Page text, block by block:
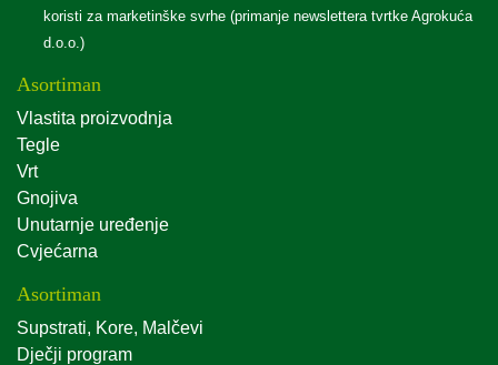
koristi za marketinške svrhe (primanje newslettera tvrtke Agrokuća
d.o.o.)
Asortiman
Vlastita proizvodnja
Tegle
Vrt
Gnojiva
Unutarnje uređenje
Cvjećarna
Asortiman
Supstrati, Kore, Malčevi
Dječji program